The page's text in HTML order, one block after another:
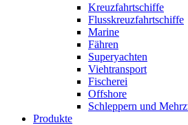
Kreuzfahrtschiffe
Flusskreuzfahrtschiffe
Marine
Fähren
Superyachten
Viehtransport
Fischerei
Offshore
Schleppern und
Produkte